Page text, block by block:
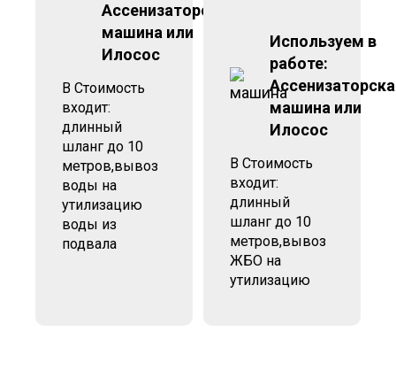
Ассенизаторская
машина или
Илосос
В Стоимость
входит:
длинный
шланг до 10
метров,вывоз
воды на
утилизацию
воды из
подвала
Используем в
работе:
машина или
Илосос
В Стоимость
входит:
длинный
шланг до 10
метров,вывоз
ЖБО на
утилизацию